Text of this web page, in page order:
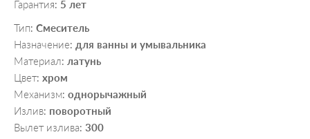
Гарантия: 5 лет
Тип: Смеситель
Назначение: для ванны и умывальника
Материал: латунь
Цвет: хром
Механизм: однорычажный
Излив: поворотный
Вылет излива: 300